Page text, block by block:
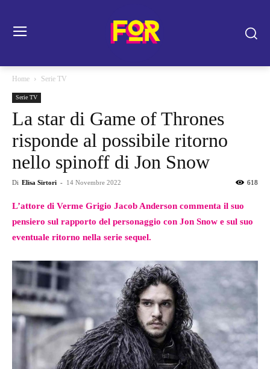
Home Serie TV
Serie TV
La star di Game of Thrones
risponde al possibile ritorno
nello spinoff di Jon Snow
Di Elisa Sirtori - 14 Novembre 2022 618
L’attore di Verme Grigio Jacob Anderson commenta il suo
pensiero sul rapporto del personaggio con Jon Snow e sul suo
eventuale ritorno nella serie sequel.